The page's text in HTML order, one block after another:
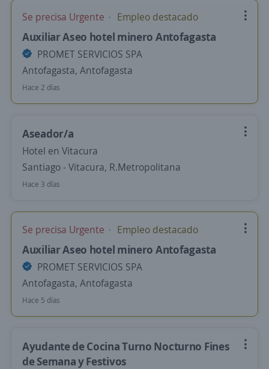
Se precisa Urgente Empleo destacado
Auxiliar Aseo hotel minero Antofagasta
PROMET SERVICIOS SPA
Antofagasta, Antofagasta
Hace 2 días
Aseador/a
Hotel en Vitacura
Santiago - Vitacura, R.Metropolitana
Hace 3 días
Se precisa Urgente Empleo destacado
Auxiliar Aseo hotel minero Antofagasta
PROMET SERVICIOS SPA
Antofagasta, Antofagasta
Hace 5 días
Ayudante de Cocina Turno Nocturno Fines
de Semana y Festivos